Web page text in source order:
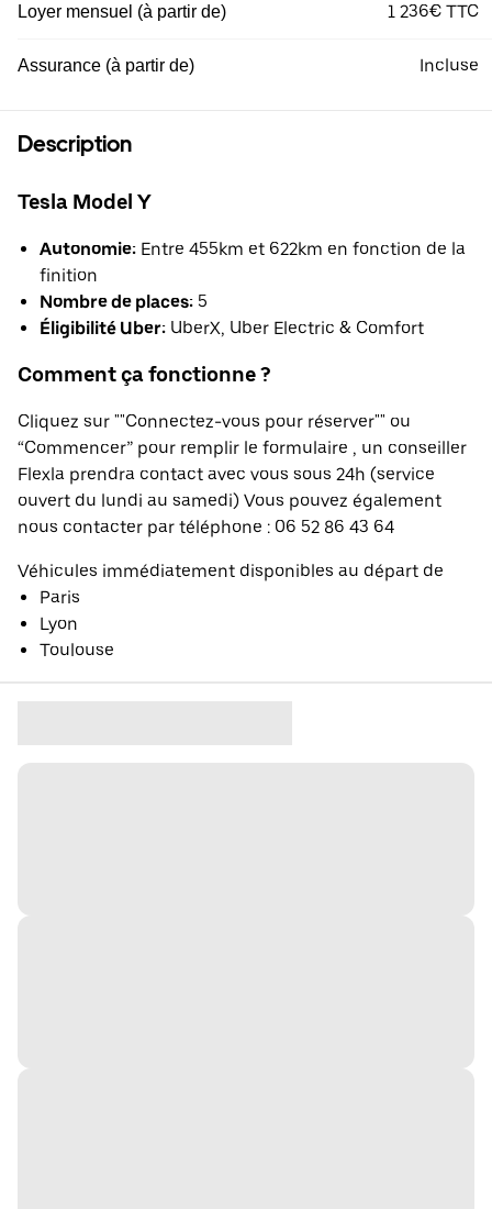
Loyer mensuel (à partir de) 1 236€ TTC
Assurance (à partir de) Incluse
Description
Tesla Model Y
Autonomie: Entre 455km et 622km en fonction de la
finition
Nombre de places: 5
Éligibilité Uber: UberX, Uber Electric & Comfort
Comment ça fonctionne ?
Cliquez sur ""Connectez-vous pour réserver"" ou
“Commencer” pour remplir le formulaire , un conseiller
Flexla prendra contact avec vous sous 24h (service
ouvert du lundi au samedi) Vous pouvez également
nous contacter par téléphone : 06 52 86 43 64
Véhicules immédiatement disponibles au départ de
Paris
Lyon
Toulouse